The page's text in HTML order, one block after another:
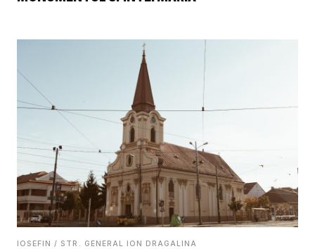
IOSEFIN / STR. GENERAL ION DRAGALINA